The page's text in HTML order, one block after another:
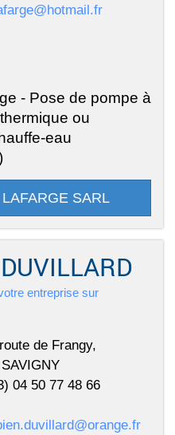
- Pose de pompe à
ou
eau
SARL
entreprise sur
de Frangy,
04 50 77 48 66